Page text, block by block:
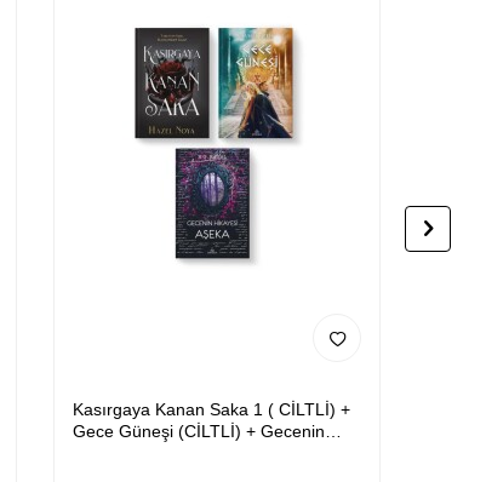
Kasırgaya Kanan Saka 1 ( CİLTLİ) +
Gece Güneşi (CİLTLİ) + Gecenin